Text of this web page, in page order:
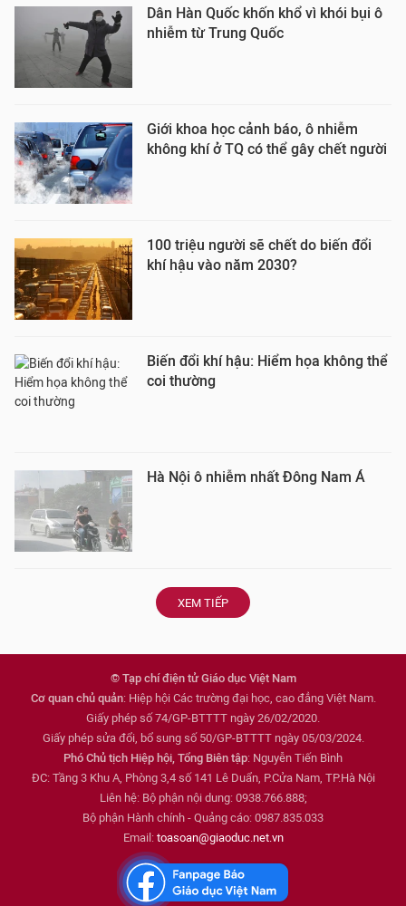
Dân Hàn Quốc khốn khổ vì khói bụi ô
nhiễm từ Trung Quốc
Giới khoa học cảnh báo, ô nhiễm
không khí ở TQ có thể gây chết người
100 triệu người sẽ chết do biến đổi
khí hậu vào năm 2030?
Biến đổi khí hậu: Hiểm họa không thể
coi thường
Hà Nội ô nhiễm nhất Đông Nam Á
XEM TIẾP
© Tạp chí điện tử Giáo dục Việt Nam
Cơ quan chủ quản: Hiệp hội Các trường đại học, cao đẳng Việt Nam.
Giấy phép số 74/GP-BTTTT ngày 26/02/2020.
Giấy phép sửa đổi, bổ sung số 50/GP-BTTTT ngày 05/03/2024.
Phó Chủ tịch Hiệp hội, Tổng Biên tập: Nguyễn Tiến Bình
ĐC: Tầng 3 Khu A, Phòng 3,4 số 141 Lê Duẩn, P.Cửa Nam, TP.Hà Nội
Liên hệ: Bộ phận nội dung: 0938.766.888;
Bộ phận Hành chính - Quảng cáo: 0987.835.033
Email: toasoan@giaoduc.net.vn